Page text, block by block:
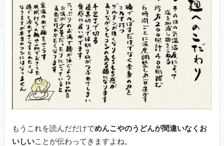
もうこれを読んだだけでめんこやのうどんが間違いなくお
いしいことが伝わってきますよね。